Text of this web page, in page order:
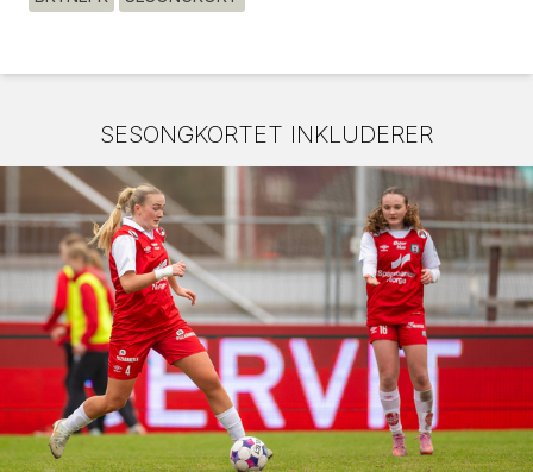
SESONGKORTET INKLUDERER